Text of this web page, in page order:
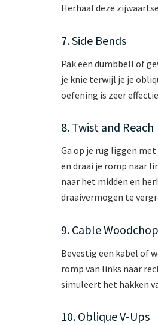
Herhaal deze
7. Side Bends
Pak een dumbbell of
je knie terwijl je je
oefening is zeer
8. Twist and Reach
Ga op je rug liggen
en draai je romp naar
naar het midden en
draaivermogen te
9. Cable
Bevestig een kabel of
romp van links naar
simuleert het hakken
10. Oblique V-Ups